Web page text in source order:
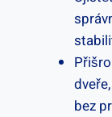
dveře,
bez